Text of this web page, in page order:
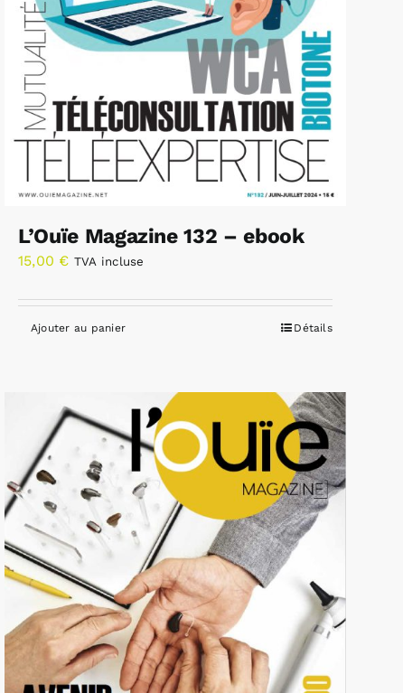
L’Ouïe Magazine 132 – ebook
15,00 € TVA incluse
Ajouter au panier Détails